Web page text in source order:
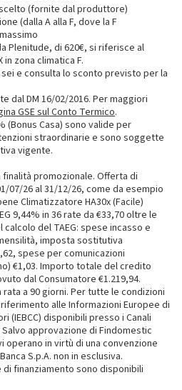
(fornite dal produttore)
(dalla A alla F, dove la F
Plenitude, di 620€, si riferisce al
zona climatica F.
e consulta lo sconto previsto per la
dal DM 16/02/2016. Per maggiori
GSE sul Conto Termico.
(Bonus Casa) sono valide per
straordinarie e sono soggette
vigente.
promozionale. Offerta di
07/26 al 31/12/26, come da esempio
Climatizzatore HA30x (Facile)
9,44% in 36 rate da €33,70 oltre le
del TAEG: spese incasso e
imposta sostitutiva
spese per comunicazioni
€1,03. Importo totale del credito
dal Consumatore €1.219,94.
a 90 giorni. Per tutte le condizioni
alle Informazioni Europee di
(IEBCC) disponibili presso i Canali
approvazione di Findomestic
operano in virtù di una convenzione
S.p.A. non in esclusiva.
finanziamento sono disponibili